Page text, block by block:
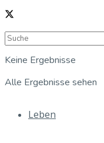
Keine Ergebnisse
Alle Ergebnisse sehen
Leben